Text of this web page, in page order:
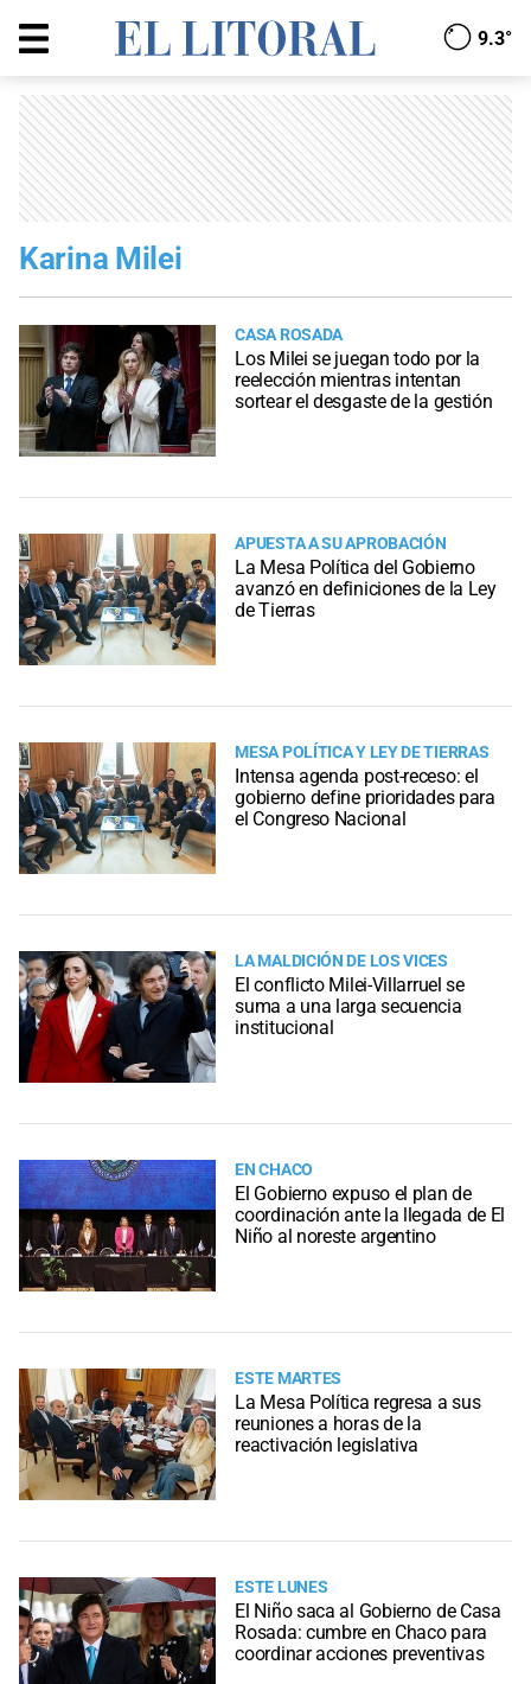
9.3°
Karina Milei
CASA ROSADA
Los Milei se juegan todo por la
reelección mientras intentan
sortear el desgaste de la gestión
APUESTA A SU APROBACIÓN
La Mesa Política del Gobierno
avanzó en definiciones de la Ley
de Tierras
MESA POLÍTICA Y LEY DE TIERRAS
Intensa agenda post-receso: el
gobierno define prioridades para
el Congreso Nacional
LA MALDICIÓN DE LOS VICES
El conflicto Milei-Villarruel se
suma a una larga secuencia
institucional
EN CHACO
El Gobierno expuso el plan de
coordinación ante la llegada de El
Niño al noreste argentino
ESTE MARTES
La Mesa Política regresa a sus
reuniones a horas de la
reactivación legislativa
ESTE LUNES
El Niño saca al Gobierno de Casa
Rosada: cumbre en Chaco para
coordinar acciones preventivas